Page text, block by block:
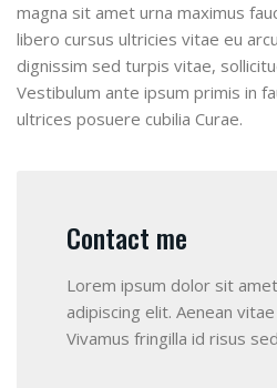
magna sit amet urna maximus
libero cursus ultricies vitae eu
dignissim sed turpis vitae,
Vestibulum ante ipsum primis in
ultrices posuere cubilia Curae.
Contact me
Lorem ipsum dolor sit
adipiscing elit. Aenean
Vivamus fringilla id risus